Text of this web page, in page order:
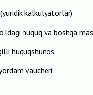
kalkulyatorlar)
huquq va boshqa
huquqshunos
vaucheri